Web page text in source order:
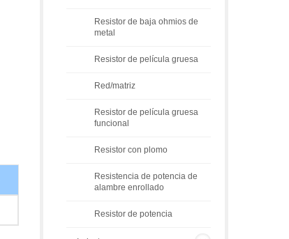
Resistor de baja ohmios de
metal
Resistor de película gruesa
Red/matriz
Resistor de película gruesa
funcional
Resistor con plomo
Resistencia de potencia de
alambre enrollado
Resistor de potencia